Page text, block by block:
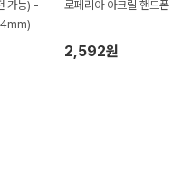
가능) -
로페리아 아크릴 핸드폰
2,592원